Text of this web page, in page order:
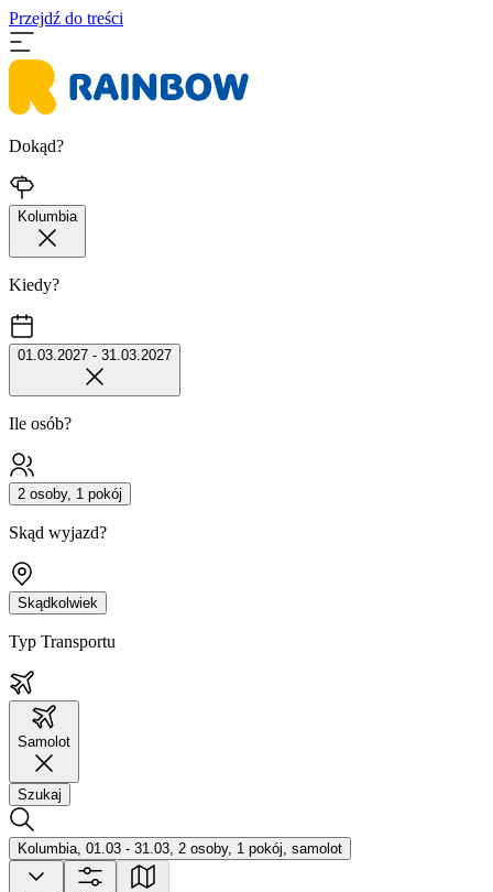
Przejdź do treści
Dokąd?
Kolumbia
Kiedy?
01.03.2027 - 31.03.2027
Ile osób?
2 osoby, 1 pokój
Skąd wyjazd?
Skądkolwiek
Typ Transportu
Samolot
Szukaj
Kolumbia, 01.03 - 31.03, 2 osoby, 1 pokój, samolot